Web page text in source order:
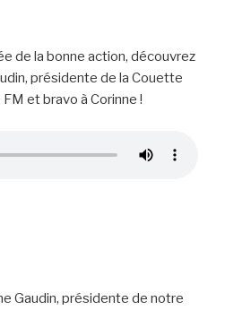
de la bonne action, découvrez
présidente de la Couette
et bravo à Corinne !
Gaudin, présidente de notre